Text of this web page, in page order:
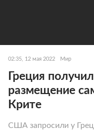
02:35, 12 мая 2022 Мир
Греция
размещение
Крите
США запросили у